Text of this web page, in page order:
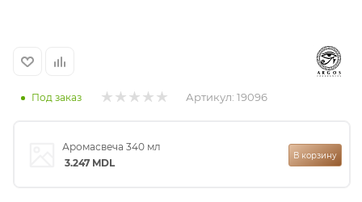
сертификат
Под заказ Артикул: 19096
Аромасвеча 340 мл
3.247 MDL
В корзину